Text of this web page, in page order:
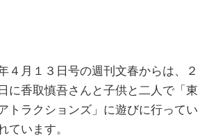
４月１３日号の週刊文春からは、２
に香取慎吾さんと子供と二人で「東
トラクションズ」に遊びに行ってい
ています。